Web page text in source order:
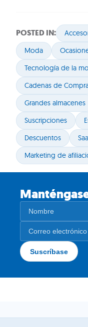
POSTED IN:
Moda
Tecnología de la
Cadenas de
Grandes almacenes
Suscripciones
Descuentos
Marketing de